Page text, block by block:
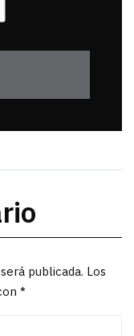
publicada. Los
*